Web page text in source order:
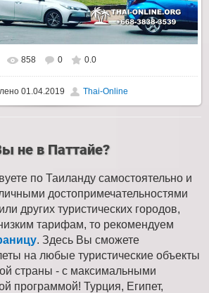
858 0 0.0
01.04.2019 Thai-Online
не в Паттайе?
по Таиланду самостоятельно и
достопримечательностями
других туристических городов,
тарифам, то рекомендуем
. Здесь Вы сможете
на любые туристические объекты
страны - с максимальными
программой! Турция, Египет,